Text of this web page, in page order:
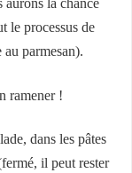
aurons la chance
le processus de
parmesan).
ramener !
dans les pâtes
il peut rester